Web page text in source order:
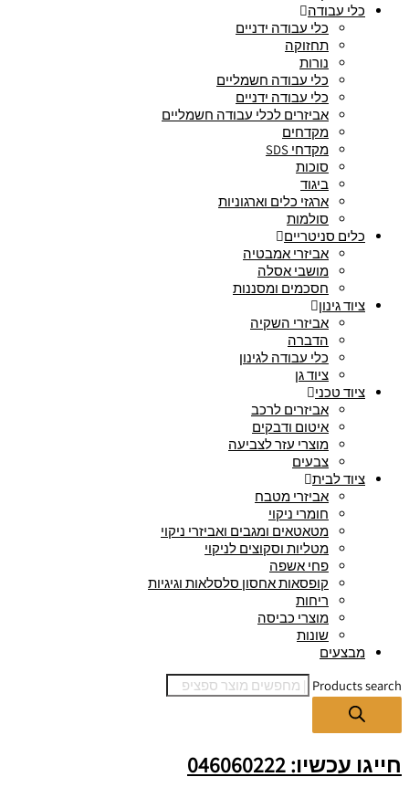
כלי עבודה
כלי עבודה ידניים
תחזוקה
נורות
כלי עבודה חשמליים
כלי עבודה ידניים
אביזרים לכלי עבודה חשמליים
מקדחים
מקדחי SDS
סוכות
ביגוד
ארגזי כלים וארגוניות
סולמות
כלים סניטריים
אביזרי אמבטיה
מושבי אסלה
חסכמים ומסננות
ציוד גינון
אביזרי השקיה
הדברה
כלי עבודה לגינון
ציוד גן
ציוד טכני
אביזרים לרכב
איטום ודבקים
מוצרי עזר לצביעה
צבעים
ציוד לבית
אביזרי מטבח
חומרי ניקוי
מטאטאים ומגבים ואביזרי ניקוי
מטליות וסקוצים לניקוי
פחי אשפה
קופסאות אחסון סלסלאות וגיגיות
ריחות
מוצרי כביסה
שונות
מבצעים
Products search
חייגו עכשיו: 046060222